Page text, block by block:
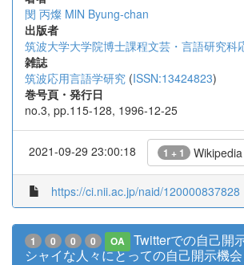
閔 丙燦 MlN Byung-chan
出版者
筑波大学大学院博士課程文芸・言語研究科
雑誌
筑波応用言語学研究 (ISSN:13424823)
巻号頁・発行日
no.3, pp.115-128, 1996-12-25
2021-09-29 23:00:18 1 + 1 Wikipedia
https://ci.nii.ac.jp/naid/120000837828
1 0 0 0 OA
Twitterでの自己開
シャイな人々にとっての自己開示機